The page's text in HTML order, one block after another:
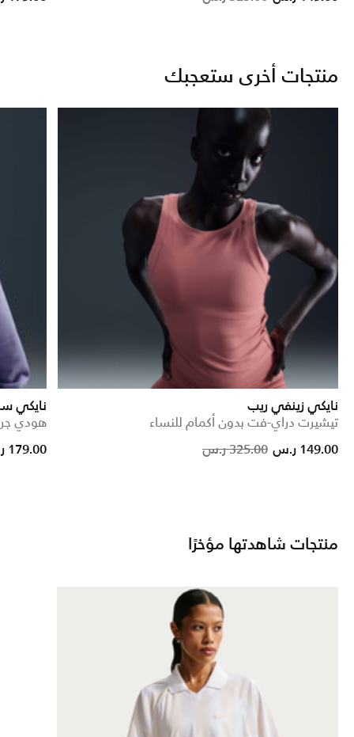
منتجات أخرى ستعجبك
نايكي زينفي ريب
تيشيرت دراي-فت بدون أكمام للنساء
Price reduced from
325.00 ر.س to 149.00 ر.س
نايكي
هودي
from179.00 ر.س
منتجات شاهدتها مؤخرًا